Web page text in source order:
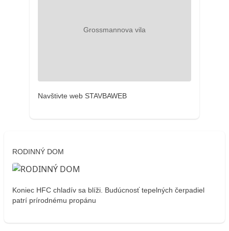
Navštivte web STAVBAWEB
RODINNÝ DOM
Koniec HFC chladív sa blíži. Budúcnosť tepelných čerpadiel
patrí prírodnému propánu